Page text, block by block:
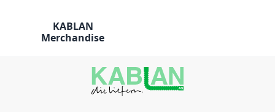
KABLAN
Merchandise